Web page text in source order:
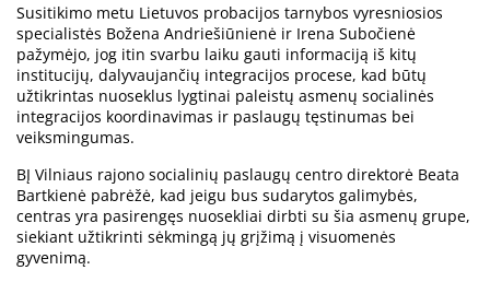
Susitikimo metu Lietuvos probacijos tarnybos vyresniosios
specialistės Božena Andriešiūnienė ir Irena Subočienė
pažymėjo, jog itin svarbu laiku gauti informaciją iš kitų
institucijų, dalyvaujančių integracijos procese, kad būtų
užtikrintas nuoseklus lygtinai paleistų asmenų socialinės
integracijos koordinavimas ir paslaugų tęstinumas bei
veiksmingumas.
BĮ Vilniaus rajono socialinių paslaugų centro direktorė Beata
Bartkienė pabrėžė, kad jeigu bus sudarytos galimybės,
centras yra pasirengęs nuosekliai dirbti su šia asmenų grupe,
siekiant užtikrinti sėkmingą jų grįžimą į visuomenės
gyvenimą.